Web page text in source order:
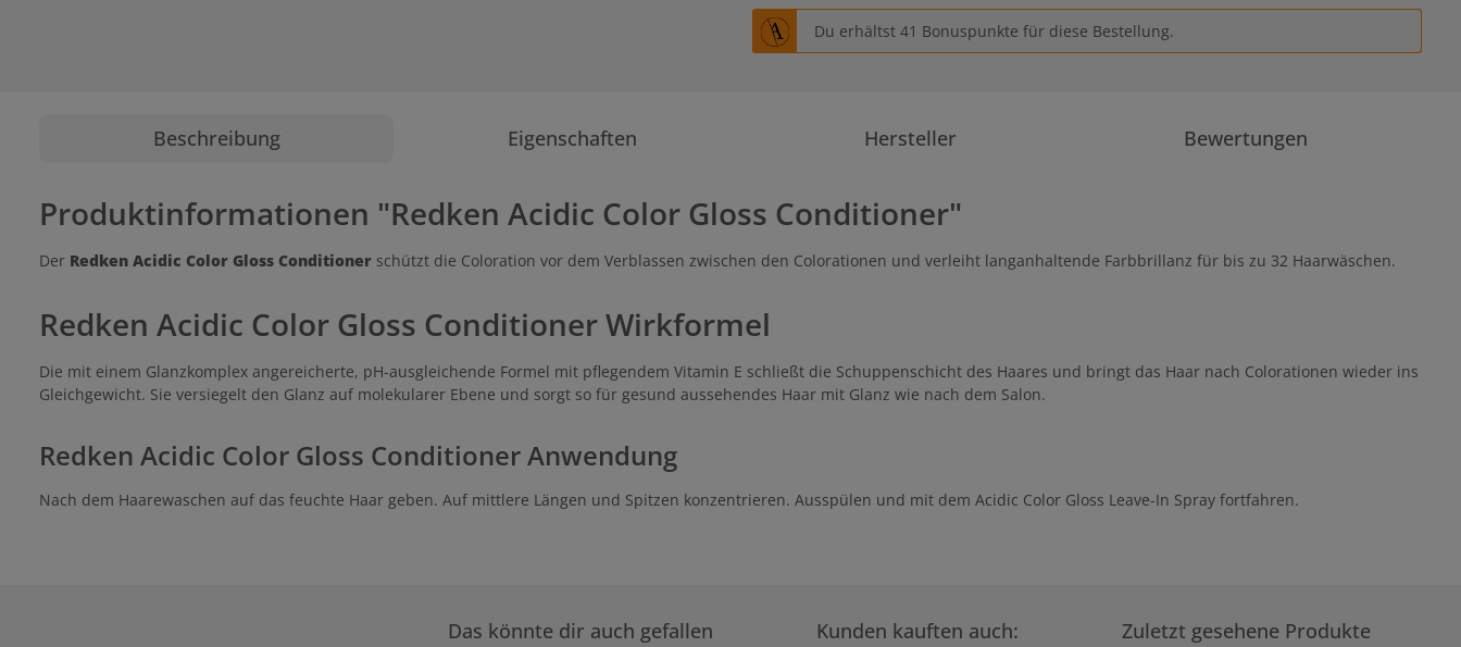
Du erhältst 41 Bonuspunkte für diese Bestellung.
Beschreibung Eigenschaften Hersteller Bewertungen
Produktinformationen "Redken Acidic Color Gloss Conditioner"
Der Redken Acidic Color Gloss Conditioner schützt die Coloration vor dem Verblassen zwischen den Colorationen und verleiht langanhaltende Farbbrillanz für bis zu 32 Haarwäschen.
Redken Acidic Color Gloss Conditioner Wirkformel
Die mit einem Glanzkomplex angereicherte, pH-ausgleichende Formel mit pflegendem Vitamin E schließt die Schuppenschicht des Haares und bringt das Haar nach Colorationen wieder ins
Gleichgewicht. Sie versiegelt den Glanz auf molekularer Ebene und sorgt so für gesund aussehendes Haar mit Glanz wie nach dem Salon.
Redken Acidic Color Gloss Conditioner Anwendung
Nach dem Haarewaschen auf das feuchte Haar geben. Auf mittlere Längen und Spitzen konzentrieren. Ausspülen und mit dem Acidic Color Gloss Leave-In Spray fortfahren.
Das könnte dir auch gefallen Kunden kauften auch: Zuletzt gesehene Produkte